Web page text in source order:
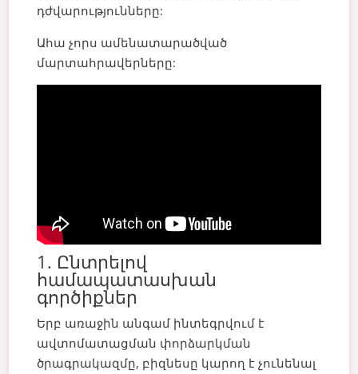
դժվարությունները:
Ահա չորս ամենատարածված
մարտահրավերները:
1. Ընտրելով
համապատասխան
գործիքներ
Երբ առաջին անգամ ինտեգրվում է
ավտոմատացման փորձարկման
ծրագրակազմը, բիզնեսը կարող է չունենալ